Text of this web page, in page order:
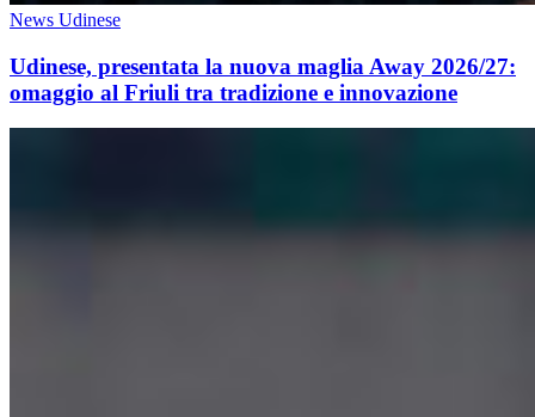
News Udinese
Udinese, presentata la nuova maglia Away 2026/27:
omaggio al Friuli tra tradizione e innovazione